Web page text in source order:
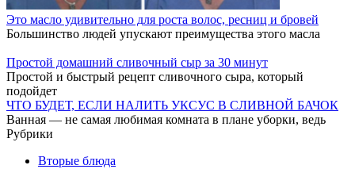
Это масло удивительно для роста волос, ресниц и бровей
Большинство людей упускают преимущества этого масла
Простой домашний сливочный сыр за 30 минут
Простой и быстрый рецепт сливочного сыра, который
подойдет
ЧТО БУДЕТ, ЕСЛИ НАЛИТЬ УКСУС В СЛИВНОЙ БАЧОК
Ванная — не самая любимая комната в плане уборки, ведь
Рубрики
Вторые блюда